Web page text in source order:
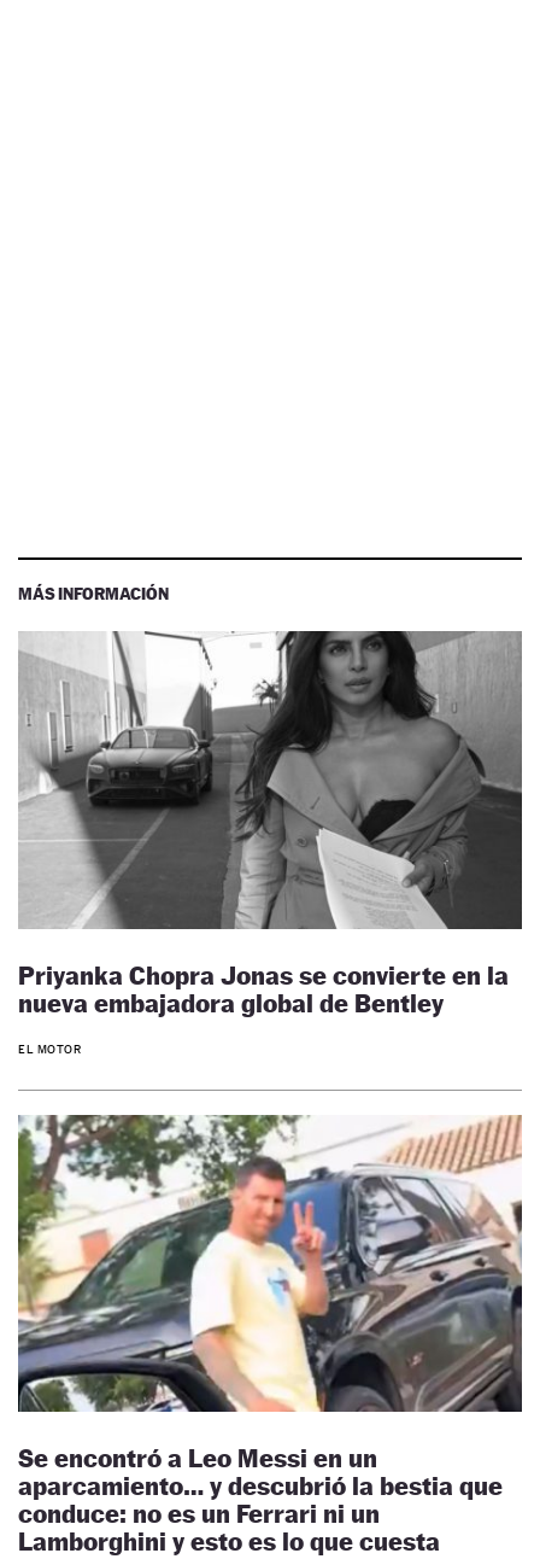
MÁS INFORMACIÓN
Priyanka Chopra Jonas se convierte en la
nueva embajadora global de Bentley
EL MOTOR
Se encontró a Leo Messi en un
aparcamiento… y descubrió la bestia que
conduce: no es un Ferrari ni un
Lamborghini y esto es lo que cuesta